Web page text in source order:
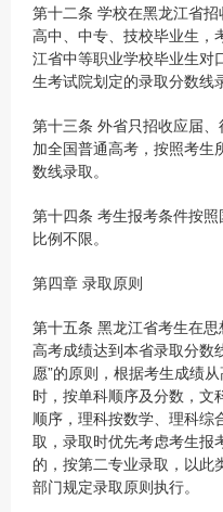
第十二条 学校在黑龙江省
高中、中专、技校毕业生，
江省中等职业学校毕业生对
生考试院划定的录取分数线
第十三条 外省只招收应届
加全国普通高考，按照考生
数线录取。
第十四条 考生报考条件按
比例不限。
第四章 录取原则
第十五条 黑龙江省考生在思
高考成绩达到本省录取分数
愿”的原则，根据考生成绩
时，按单科顺序及分数，文
顺序，理科按数学、理科综
取，录取时优先考虑考生报
的，按第二专业录取，以此
部门规定录取原则执行。